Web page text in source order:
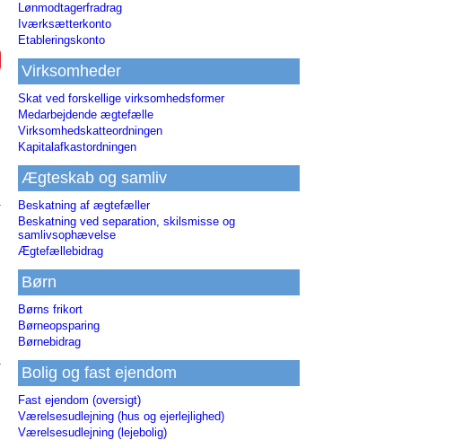
Lønmodtagerfradrag
Iværksætterkonto
Etableringskonto
Virksomheder
Skat ved forskellige virksomhedsformer
Medarbejdende ægtefælle
Virksomhedskatteordningen
Kapitalafkastordningen
Ægteskab og samliv
Beskatning af ægtefæller
Beskatning ved separation, skilsmisse og
samlivsophævelse
Ægtefællebidrag
Børn
Børns frikort
Børneopsparing
Børnebidrag
Bolig og fast ejendom
Fast ejendom (oversigt)
Værelsesudlejning (hus og ejerlejlighed)
Værelsesudlejning (lejebolig)